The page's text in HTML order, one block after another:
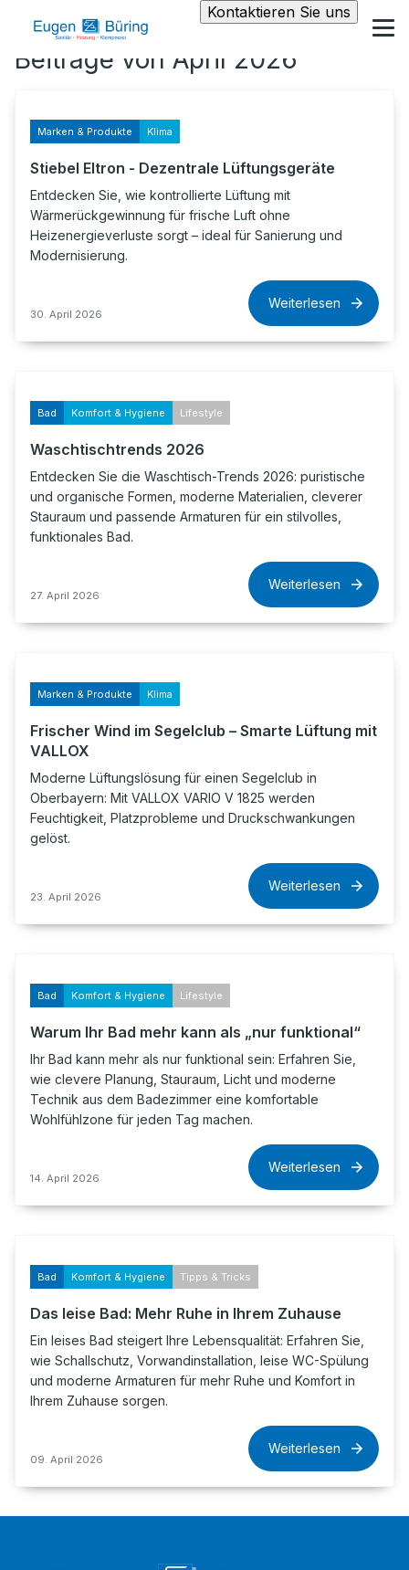
Kontaktieren Sie uns
Beiträge von April 2026
Marken & Produkte Klima
Stiebel Eltron - Dezentrale Lüftungsgeräte
Entdecken Sie, wie kontrollierte Lüftung mit
Wärmerückgewinnung für frische Luft ohne
Heizenergieverluste sorgt – ideal für Sanierung und
Modernisierung.
30. April 2026
Weiterlesen
Bad Komfort & Hygiene Lifestyle
Waschtischtrends 2026
Entdecken Sie die Waschtisch-Trends 2026: puristische
und organische Formen, moderne Materialien, cleverer
Stauraum und passende Armaturen für ein stilvolles,
funktionales Bad.
27. April 2026
Weiterlesen
Marken & Produkte Klima
Frischer Wind im Segelclub – Smarte Lüftung mit
VALLOX
Moderne Lüftungslösung für einen Segelclub in
Oberbayern: Mit VALLOX VARIO V 1825 werden
Feuchtigkeit, Platzprobleme und Druckschwankungen
gelöst.
23. April 2026
Weiterlesen
Bad Komfort & Hygiene Lifestyle
Warum Ihr Bad mehr kann als „nur funktional“
Ihr Bad kann mehr als nur funktional sein: Erfahren Sie,
wie clevere Planung, Stauraum, Licht und moderne
Technik aus dem Badezimmer eine komfortable
Wohlfühlzone für jeden Tag machen.
14. April 2026
Weiterlesen
Bad Komfort & Hygiene Tipps & Tricks
Das leise Bad: Mehr Ruhe in Ihrem Zuhause
Ein leises Bad steigert Ihre Lebensqualität: Erfahren Sie,
wie Schallschutz, Vorwandinstallation, leise WC-Spülung
und moderne Armaturen für mehr Ruhe und Komfort in
Ihrem Zuhause sorgen.
09. April 2026
Weiterlesen